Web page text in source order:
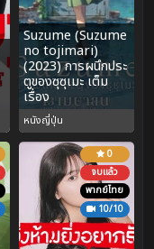
Suzume (Suzume
no tojimari)
(2023) การผนึกประ
ตูของซุซุเมะ เต็ม
เรื่อง
หนังญี่ปุ่น
0
จบแล้ว
พากย์ไทย
10/10